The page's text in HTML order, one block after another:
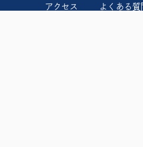
アクセス よくある質